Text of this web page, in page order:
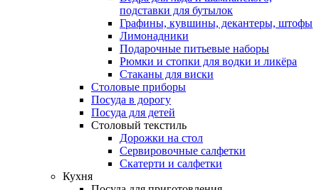
подставки для бутылок
Графины, кувшины, декантеры, штофы
Лимонадники
Подарочные питьевые наборы
Рюмки и стопки для водки и ликёра
Стаканы для виски
Столовые приборы
Посуда в дорогу
Посуда для детей
Столовый текстиль
Дорожки на стол
Сервировочные салфетки
Скатерти и салфетки
Кухня